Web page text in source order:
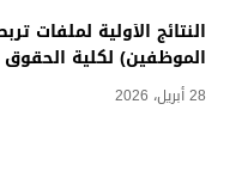
الموظفين) لكلية
28 أبريل، 2026